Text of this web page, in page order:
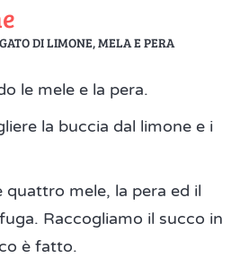
DI LIMONE, MELA E PERA
le mele e la pera.
la buccia dal limone e i
mele, la pera ed il
Raccogliamo il succo in
è fatto.